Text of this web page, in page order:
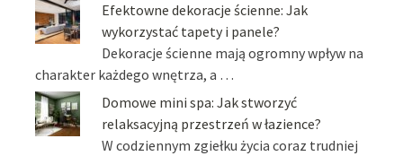
Efektowne dekoracje ścienne: Jak
wykorzystać tapety i panele?
Dekoracje ścienne mają ogromny wpływ na
charakter każdego wnętrza, a …
Domowe mini spa: Jak stworzyć
relaksacyjną przestrzeń w łazience?
W codziennym zgiełku życia coraz trudniej